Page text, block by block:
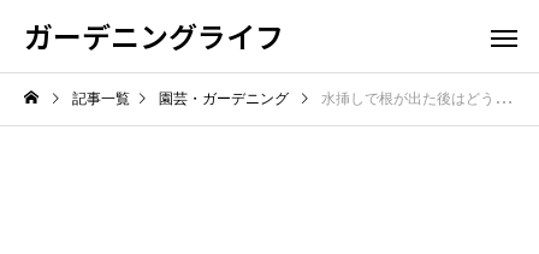
ガーデニングライフ
記事一覧 園芸・ガーデニング 水挿しで根が出た後はどうする？植え替え時の失敗を防ぐ方法